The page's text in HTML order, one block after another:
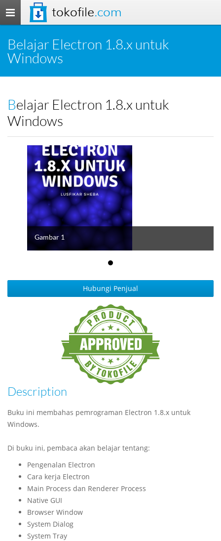
Toggle
navigation
tokofile.com
Belajar Electron 1.8.x untuk
Windows
Belajar Electron 1.8.x untuk
Windows
Gambar 1
Hubungi Penjual
Description
Buku ini membahas pemrograman Electron 1.8.x untuk
Windows.
Di buku ini, pembaca akan belajar tentang:
Pengenalan Electron
Cara kerja Electron
Main Process dan Renderer Process
Native GUI
Browser Window
System Dialog
System Tray